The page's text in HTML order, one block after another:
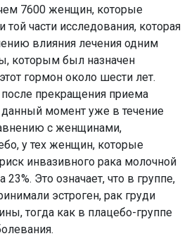
7600 женщин, которые
той части исследования, которая
влияния лечения одним
которым был назначен
гормон около шести лет.
прекращения приема
данный момент уже в течение
с женщинами,
у тех женщин, которые
инвазивного рака молочной
Это означает, что в группе,
эстроген, рак груди
тогда как в плацебо-группе